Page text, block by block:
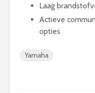
Laag
Actieve
opties
Yamaha